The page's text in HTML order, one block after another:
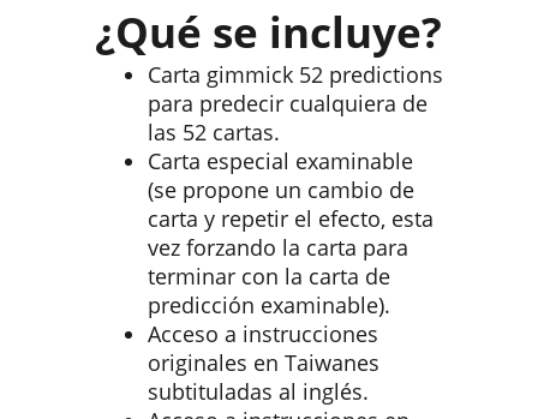
¿Qué se incluye?
Carta gimmick 52 predictions
para predecir cualquiera de
las 52 cartas.
Carta especial examinable
(se propone un cambio de
carta y repetir el efecto, esta
vez forzando la carta para
terminar con la carta de
predicción examinable).
Acceso a instrucciones
originales en Taiwanes
subtituladas al inglés.